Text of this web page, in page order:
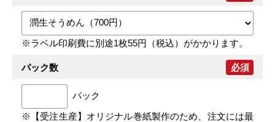
※ラベル印刷費に別途1枚55円（税込）がかかります。
パック数 必須
パック
※【受注生産】オリジナル巻紙製作のため、注文には最